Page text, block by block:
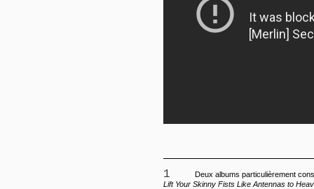
1
Deux albums particulièrement
Lift Your Skinny Fists Like Antennas to